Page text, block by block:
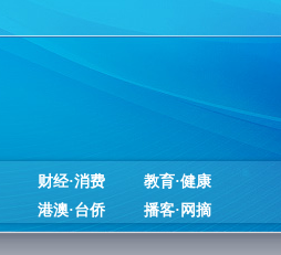
财经·消费
教育·健康
港澳·台侨 播客·网摘